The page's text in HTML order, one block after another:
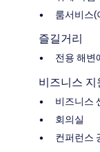
룸서비스(
즐길거리
전용 해변
비즈니스 지
비즈니스
회의실
컨퍼런스